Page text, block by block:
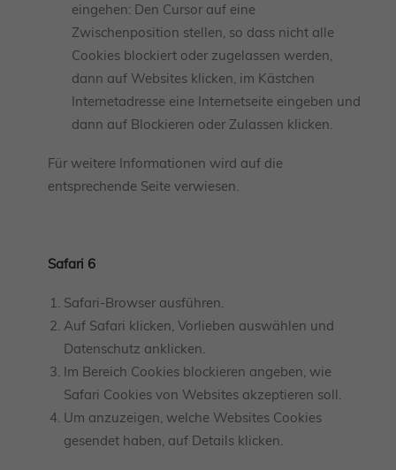
eingehen: Den Cursor auf eine
Zwischenposition stellen, so dass nicht alle
Cookies blockiert oder zugelassen werden,
dann auf Websites klicken, im Kästchen
Internetadresse eine Internetseite eingeben und
dann auf Blockieren oder Zulassen klicken.
Für weitere Informationen wird auf die
entsprechende Seite verwiesen.
Safari 6
Safari-Browser ausführen.
Auf Safari klicken, Vorlieben auswählen und
Datenschutz anklicken.
Im Bereich Cookies blockieren angeben, wie
Safari Cookies von Websites akzeptieren soll.
Um anzuzeigen, welche Websites Cookies
gesendet haben, auf Details klicken.